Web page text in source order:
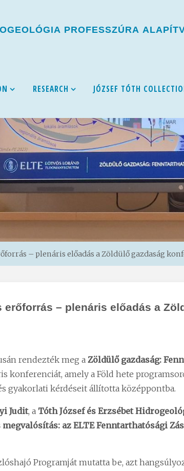
OGEOLÓGIA PROFESSZÚRA ALAPÍT
RESEARCH JÓZSEF TÓTH
– plenáris előadás a Zöldülő gazdaság
– plenáris előadás a
rendezték meg aZöldülő gazdaság:
amely a Föld hete
gyakorlati kérdéseit állította középpontba.
Judit, a Tóth József és Erzsébet
az ELTE Fenntarthatósági
Programját mutatta be, azt